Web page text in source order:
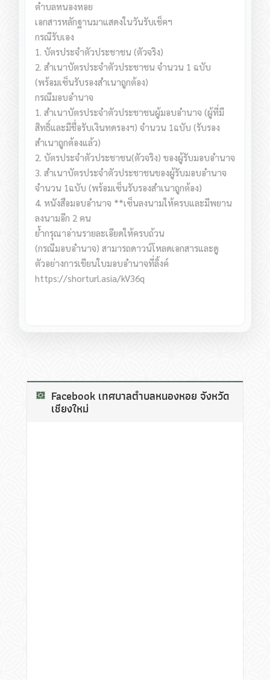
ตำบลหนองหอย
เอกสารหลักฐานมาแสดงในวันรับเช็คฯ
กรณีรับเอง
1. บัตรประจำตัวประชาชน (ตัวจริง)
2. สำเนาบัตรประจำตัวประชาชน จำนวน 1 ฉบับ
(พร้อมเซ็นรับรองสำเนาถูกต้อง)
กรณีมอบอำนาจ
1. สำเนาบัตรประจำตัวประชาชนผู้มอบอำนาจ (ผู้ที่มี
สิทธิ์และมีชื่อรับเงินทดรองฯ) จำนวน 1ฉบับ (รับรอง
สำเนาถูกต้องแล้ว)
2. บัตรประจำตัวประชาชน(ตัวจริง) ของผู้รับมอบอำนาจ
3. สำเนาบัตรประจำตัวประชาชนของผู้รับมอบอำนาจ
จำนวน 1ฉบับ (พร้อมเซ็นรับรองสำเนาถูกต้อง)
4. หนังสือมอบอำนาจ **เซ็นลงนามให้ครบและมีพยาน
ลงนามอีก 2 คน
ย้ำกรุณาอ่านรายละเอียดให้ครบถ้วน
(กรณีมอบอำนาจ) สามารถดาวน์โหลดเอกสารและดู
ตัวอย่างการเขียนใบมอบอำนาจที่ลิ้งค์
https://shorturl.asia/kV36q
Facebook เทศบาลตำบลหนองหอย จังหวัด
เชียงใหม่